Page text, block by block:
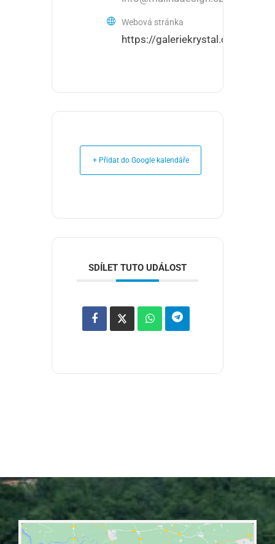
Webová stránka
https://galeriekrystal.cz/
+ Přidat do Google kalendáře
SDÍLET TUTO UDÁLOST